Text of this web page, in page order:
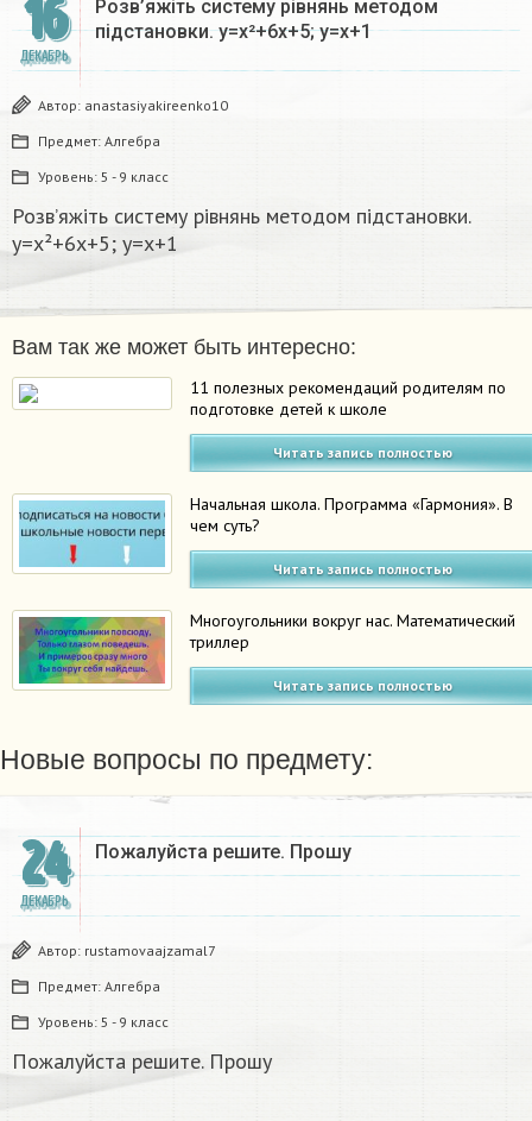
16
ДЕКАБРЬ
Розв’яжіть систему рівнянь методом
підстановки. y=x²+6x+5; y=x+1​
Автор: anastasiyakireenko10
Предмет: Алгебра
Уровень: 5 - 9 класс
Розв’яжіть систему рівнянь методом підстановки.
y=x²+6x+5; y=x+1​
Вам так же может быть интересно:
11 полезных рекомендаций родителям по
подготовке детей к школе
Читать запись полностью
Начальная школа. Программа «Гармония». В
чем суть?
Читать запись полностью
Многоугольники вокруг нас. Математический
триллер
Читать запись полностью
Новые вопросы по предмету:
24
ДЕКАБРЬ
Пожалуйста решите. Прошу
Автор: rustamovaajzamal7
Предмет: Алгебра
Уровень: 5 - 9 класс
Пожалуйста решите. Прошу